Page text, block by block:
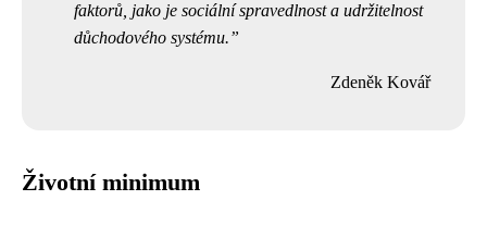
faktorů, jako je sociální spravedlnost a udržitelnost
důchodového systému.
Zdeněk Kovář
Životní minimum